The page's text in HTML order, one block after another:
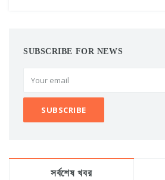
SUBSCRIBE FOR NEWS
সর্বশেষ খবর